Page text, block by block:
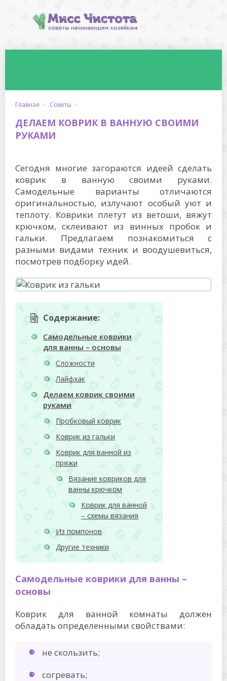
главная · советы ·
ДЕЛАЕМ КОВРИК В ВАННУЮ СВОИМИ
РУКАМИ
Сегодня многие загораются идеей сделать
коврик в ванную своими руками.
Самодельные варианты отличаются
оригинальностью, излучают особый уют и
теплоту. Коврики плетут из ветоши, вяжут
крючком, склеивают из винных пробок и
гальки. Предлагаем познакомиться с
разными видами техник и воодушевиться,
посмотрев подборку идей.
Содержание:
Самодельные коврики
для ванны – основы
Сложности
Лайфхак
Делаем коврик своими
руками
Пробковый коврик
Коврик из гальки
Коврик для ванной из
пряжи
Вязание ковриков для
ванны крючком
Коврик для ванной
– схемы вязания
Из помпонов
Другие техники
Самодельные коврики для ванны –
основы
Коврик для ванной комнаты должен
обладать определенными свойствами:
не скользить;
согревать;